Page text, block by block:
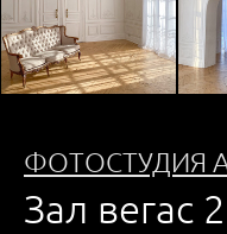
ФОТОСТУДИЯ
Зал вегас